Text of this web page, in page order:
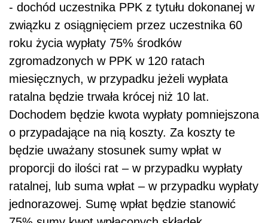
- dochód uczestnika PPK z tytułu dokonanej w
związku z osiągnięciem przez uczestnika 60
roku życia wypłaty 75% środków
zgromadzonych w PPK w 120 ratach
miesięcznych, w przypadku jeżeli wypłata
ratalna będzie trwała krócej niż 10 lat.
Dochodem będzie kwota wypłaty pomniejszona
o przypadające na nią koszty. Za koszty te
będzie uważany stosunek sumy wpłat w
proporcji do ilości rat – w przypadku wypłaty
ratalnej, lub suma wpłat – w przypadku wypłaty
jednorazowej. Sumę wpłat będzie stanowić